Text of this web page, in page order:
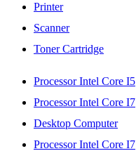
Printer
Scanner
Toner Cartridge
Processor Intel Core I5
Processor Intel Core I7
Desktop Computer
Processor Intel Core I7